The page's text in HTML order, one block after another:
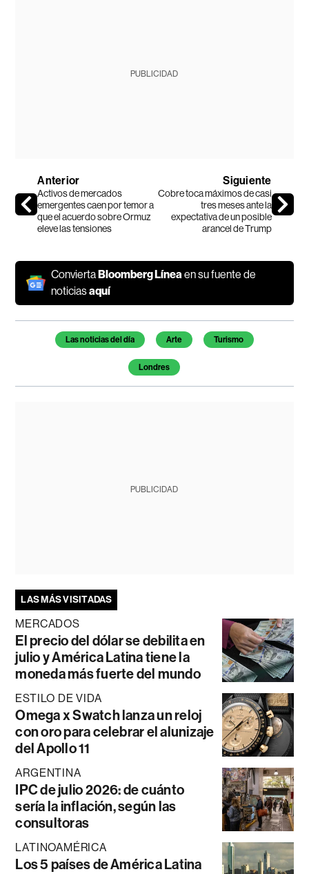
PUBLICIDAD
Anterior
Activos de mercados
emergentes caen por temor a
que el acuerdo sobre Ormuz
eleve las tensiones
Siguiente
Cobre toca máximos de casi
tres meses ante la
expectativa de un posible
arancel de Trump
ConviertaBloomberg Líneaen su fuente de
noticiasaquí
Temas de este artículo
Las noticias del día Arte Turismo
Londres
PUBLICIDAD
LAS MÁS VISITADAS
MERCADOS
El precio del dólar se debilita en
julio y América Latina tiene la
moneda más fuerte del mundo
ESTILO DE VIDA
Omega x Swatch lanza un reloj
con oro para celebrar el alunizaje
del Apollo 11
ARGENTINA
IPC de julio 2026: de cuánto
sería la inflación, según las
consultoras
LATINOAMÉRICA
Los 5 países de América Latina